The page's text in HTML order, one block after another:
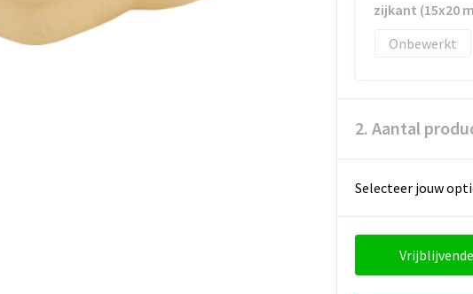
zijkant (15x20
Onbewerkt
2. Aantal
Selecteer jouw